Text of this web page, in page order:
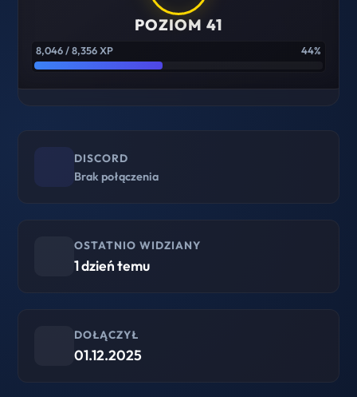
POZIOM 41
8,046 / 8,356 XP 44%
DISCORD
Brak połączenia
OSTATNIO WIDZIANY
1 dzień temu
DOŁĄCZYŁ
01.12.2025